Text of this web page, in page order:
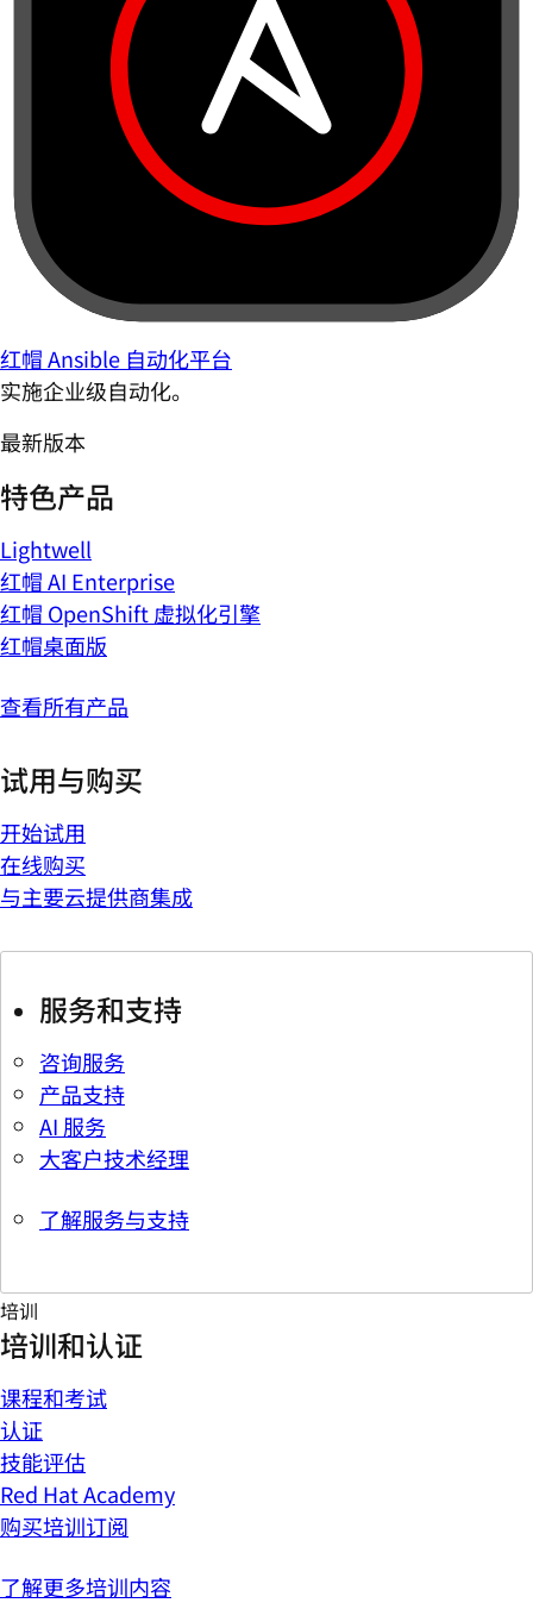
红帽 Ansible 自动化平台
实施企业级自动化。
最新版本
特色产品
Lightwell
红帽 AI Enterprise
红帽 OpenShift 虚拟化引擎
红帽桌面版
查看所有产品
试用与购买
开始试用
在线购买
与主要云提供商集成
服务和支持
咨询服务
产品支持
AI 服务
大客户技术经理
了解服务与支持
培训
培训和认证
课程和考试
认证
技能评估
Red Hat Academy
购买培训订阅
了解更多培训内容